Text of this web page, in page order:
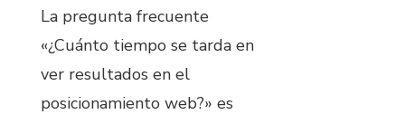
La pregunta frecuente
«¿Cuánto tiempo se tarda en
ver resultados en el
posicionamiento web?» es